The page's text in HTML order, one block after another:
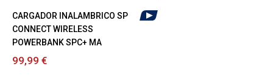
CARGADOR INALAMBRICO SP
CONNECT WIRELESS
POWERBANK SPC+ MA
99,99 €